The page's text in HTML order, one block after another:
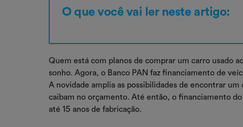
O que você vai ler neste artigo:
Quem está com planos de comprar um carro usado
sonho. Agora, o Banco PAN faz financiamento de
A novidade amplia as possibilidades de encontrar
caibam no orçamento. Até então, o financiamento
até 15 anos de fabricação.